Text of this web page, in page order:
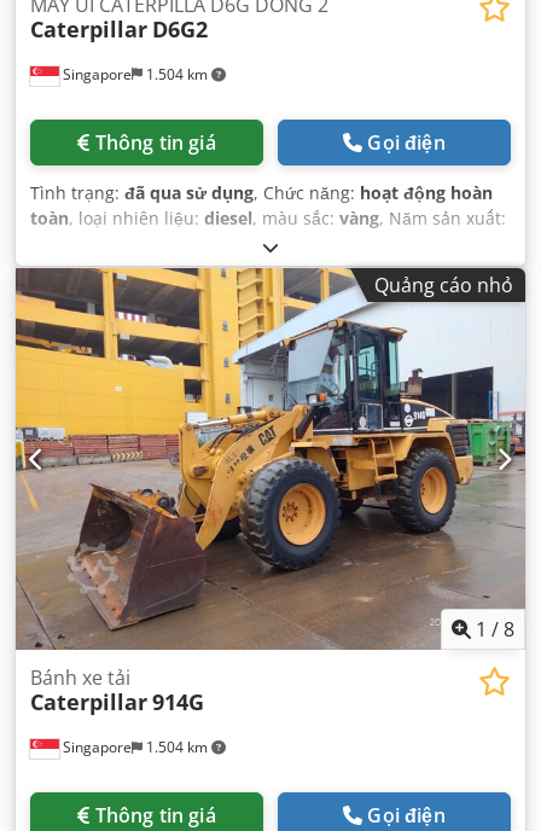
Singapore 1.504 km
Caterpillar D6G2
Thông tin giá Gọi điện
Tình trạng: đã qua sử dụng, Chức năng: hoạt động hoàn
toàn, loại nhiên liệu: diesel, màu sắc: vàng, Năm sản xuất:
CAT00D6GPC6G01049
Quảng cáo nhỏ
1 /8
Singapore 1.504 km
Bánh xe tải
Caterpillar914G
Thông tin giá Gọi điện